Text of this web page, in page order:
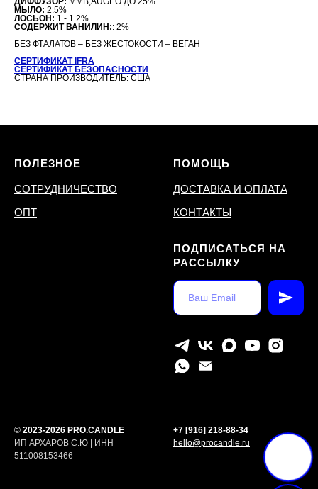
МЫЛО: 2.5%
ЛОСЬОН: 1 - 1.2%
СОДЕРЖИТ ВАНИЛИН:: 2%
БЕЗ ФТАЛАТОВ – БЕЗ ЖЕСТОКОСТИ – ВЕГАН
СЕРТИФИКАТ IFRA
СЕРТИФИКАТ БЕЗОПАСНОСТИ
СТРАНА ПРОИЗВОДИТЕЛЬ: США
ПОЛЕЗНОЕ
СОТРУДНИЧЕСТВО
ОПТ
ПОМОЩЬ
ДОСТАВКА И ОПЛАТА
КОНТАКТЫ
ПОДПИСАТЬСЯ НА
РАССЫЛКУ
© 2023-2026 PRO.CANDLE
ИП АРХАРОВ С.Ю | ИНН
511008153466
+7 [916] 218-88-34
hello@procandle.ru